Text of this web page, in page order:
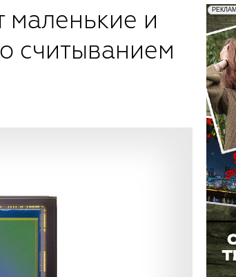
маленькие и
считыванием